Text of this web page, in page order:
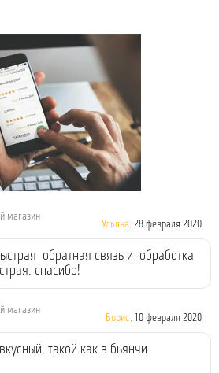
магазин
Ульяна, 28 февраля 2020
обратная связь и обработка
спасибо!
магазин
Борис, 10 февраля 2020
такой как в бьянчи